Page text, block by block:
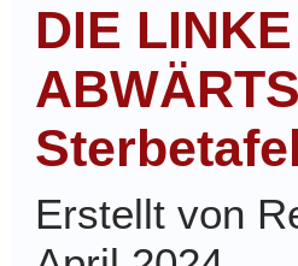
DIE
Erstellt von